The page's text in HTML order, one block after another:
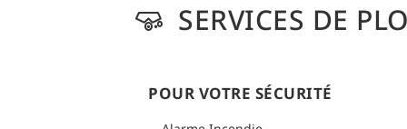
SERVICES DE
POUR VOTRE SÉCURITÉ